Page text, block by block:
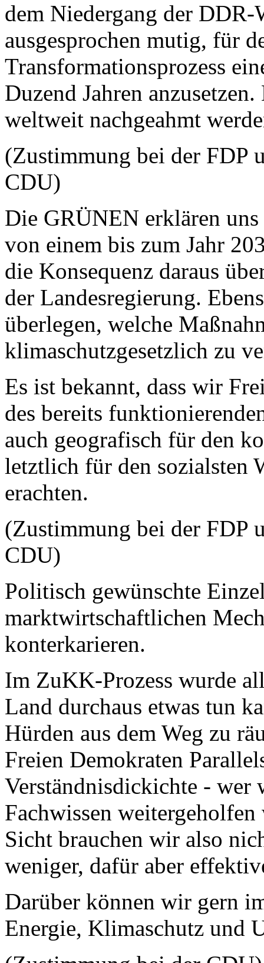
dem Niedergang der
ausgesprochen mutig, für
Transformationsprozess
Duzend Jahren
weltweit nachgeahmt
(Zustimmung bei der FDP
CDU)
Die GRÜNEN erklären
von einem bis zum Jahr
die Konsequenz daraus
der Landesregierung.
überlegen, welche
klimaschutzgesetzlich zu
Es ist bekannt, dass wir
des bereits
auch geografisch für den
letztlich für den sozialsten
erachten.
(Zustimmung bei der FDP
CDU)
Politisch gewünschte
marktwirtschaftlichen
konterkarieren.
Im ZuKK-Prozess wurde
Land durchaus etwas tun
Hürden aus dem Weg zu
Freien Demokraten
Verständnisdickichte - wer
Fachwissen
Sicht brauchen wir also
weniger, dafür aber
Darüber können wir gern
Energie, Klimaschutz und